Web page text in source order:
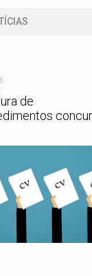
de